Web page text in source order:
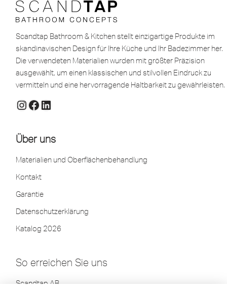
Scandtap Bathroom & Kitchen stellt einzigartige Produkte im
skandinavischen Design für Ihre Küche und Ihr Badezimmer her.
Die verwendeten Materialien wurden mit größter Präzision
ausgewählt, um einen klassischen und stilvollen Eindruck zu
vermitteln und eine hervorragende Haltbarkeit zu gewährleisten.
Über uns
Materialien und Oberflächenbehandlung
Kontakt
Garantie
Datenschutzerklärung
Katalog 2026
So erreichen Sie uns
Scandtap AB